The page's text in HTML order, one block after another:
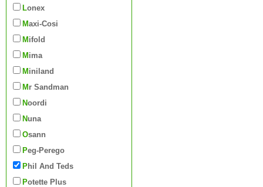
Lonex
Maxi-Cosi
Mifold
Mima
Miniland
Mr Sandman
Noordi
Nuna
Osann
Peg-Perego
Phil And Teds
Potette Plus